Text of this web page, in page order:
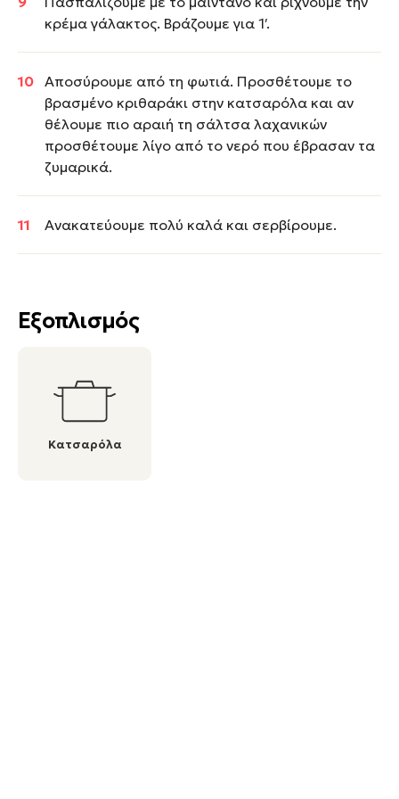
Εξοπλισμός
Κατσαρόλα
κρέμα γάλακτος. Βράζουμε για 1′.
Αποσύρουμε από τη φωτιά. Προσθέτουμε το
βρασμένο κριθαράκι στην κατσαρόλα και αν
θέλουμε πιο αραιή τη σάλτσα λαχανικών
προσθέτουμε λίγο από το νερό που έβρασαν τα
ζυμαρικά.
Ανακατεύουμε πολύ καλά και σερβίρουμε.